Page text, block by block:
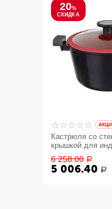
20%
СКИДКА
Кастрюля со
крышкой для
плит De Chef 4,8
Neoflam
6 258.00 Р
5 006.40 Р